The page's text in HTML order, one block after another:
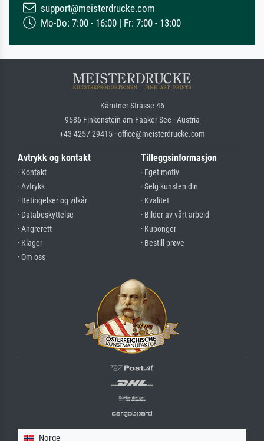
support@meisterdrucke.com
Mo-Do: 7:00 - 16:00 | Fr: 7:00 - 13:00
Kärntner Strasse 46
9586 Finkenstein am Faaker See · Austria
+43 4257 29415 · office@meisterdrucke.com
Avtrykk og kontakt
· Kontakt
· Avtrykk
· Betingelser og vilkår
· Databeskyttelse
· Angrerett
· Klager
· Om oss
Tilleggsinformasjon
· Eget motiv
· Selg kunsten din
· Kvalitet
· Bilder av vårt arbeid
· Kuponger
· Bestill prøve
Norge